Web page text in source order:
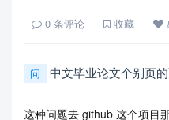
0 条评论 收藏
问 中文毕业论文个别页
这种问题去 github 这个项目